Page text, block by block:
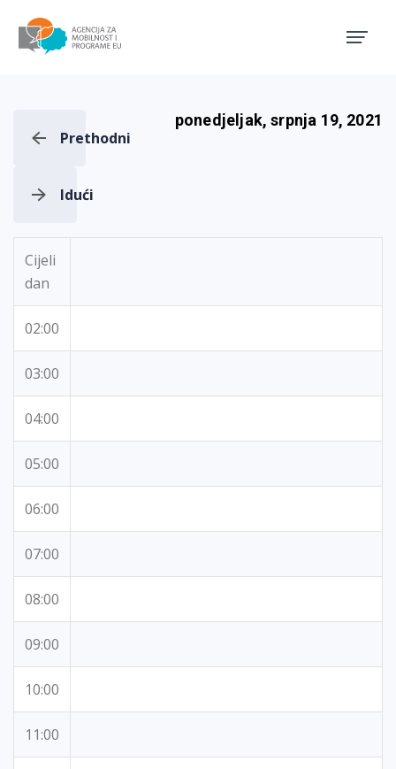
Prethodni
ponedjeljak, srpnja 19, 2021
Idući
Cijeli
dan
02:00
03:00
04:00
05:00
06:00
07:00
08:00
09:00
10:00
11:00